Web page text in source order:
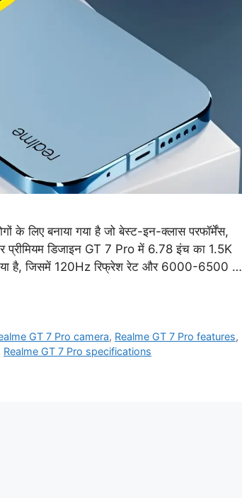
के लिए बनाया गया है जो बेस्ट-इन-क्लास परफॉर्मेंस,
प्रीमियम डिजाइन GT 7 Pro में 6.78 इंच का 1.5K
गया है, जिसमें 120Hz रिफ्रेश रेट और 6000-6500 …
GT 7 Pro camera, Realme GT 7 Pro features,
Realme GT 7 Pro specifications